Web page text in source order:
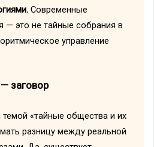
Современные
— это не тайные собрания в
управление
заговор
темой «тайные общества и их
разницу между реальной